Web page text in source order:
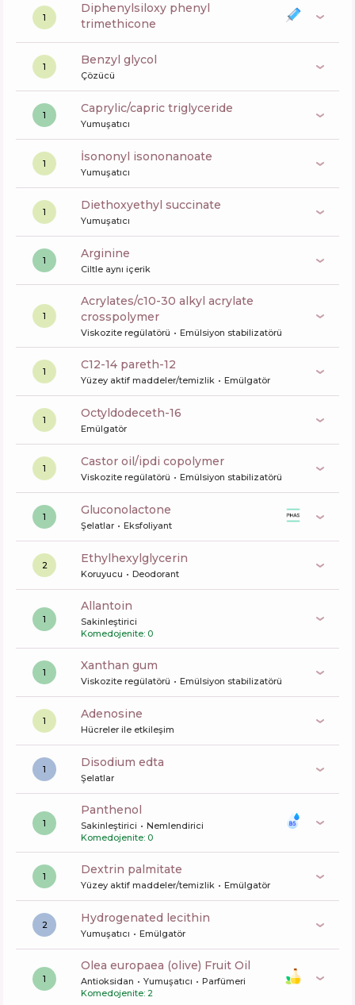
1
diphenylsiloxy phenyl
trimethicone
1 benzyl glycol
Çözücü
1 caprylic/capric triglyceride
Yumuşatıcı
1 isononyl isononanoate
Yumuşatıcı
1 diethoxyethyl succinate
Yumuşatıcı
1 arginine
Ciltle aynı içerik
1
acrylates/c10-30 alkyl acrylate
crosspolymer
Viskozite regülatörü Emülsiyon stabilizatörü
1 c12-14 pareth-12
Yüzey aktif maddeler/temizlik Emülgatör
1 octyldodeceth-16
Emülgatör
1 castor oil/ipdi copolymer
Viskozite regülatörü Emülsiyon stabilizatörü
1 gluconolactone
Şelatlar Eksfoliyant
2 ethylhexylglycerin
Koruyucu Deodorant
1
allantoin
Sakinleştirici
Komedojenite: 0
1 xanthan gum
Viskozite regülatörü Emülsiyon stabilizatörü
1 Adenosine
Hücreler ile etkileşim
1 disodium edta
Şelatlar
1
panthenol
Sakinleştirici
Nemlendirici
Komedojenite: 0
1 dextrin palmitate
Yüzey aktif maddeler/temizlik Emülgatör
2 hydrogenated lecithin
Yumuşatıcı Emülgatör
1
olea europaea (olive) Fruit Oil
Antioksidan Yumuşatıcı
Parfümeri
Komedojenite: 2